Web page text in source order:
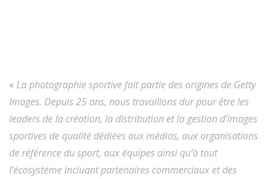
« La photographie sportive fait partie des origines de Getty
Images. Depuis 25 ans, nous travaillons dur pour être les
leaders de la création, la distribution et la gestion d’images
sportives de qualité dédiées aux médias, aux organisations
de référence du sport, aux équipes ainsi qu’à tout
l’écosystème incluant partenaires commerciaux et des